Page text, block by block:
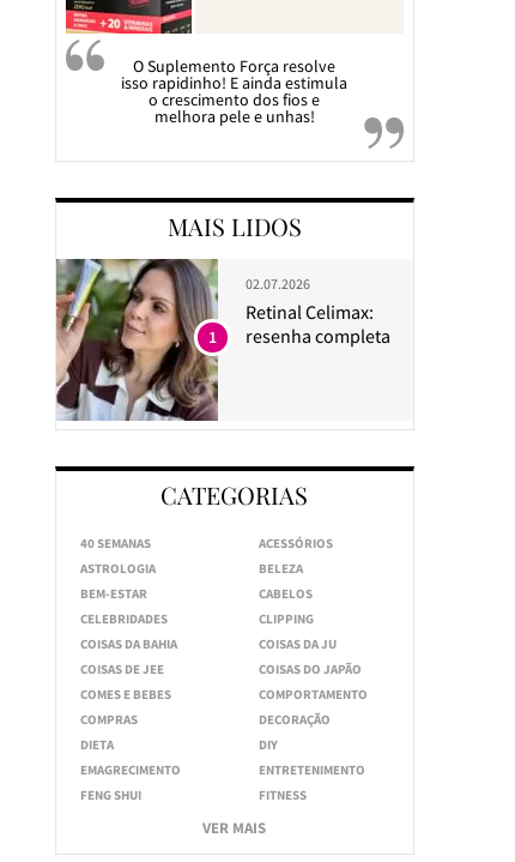
O Suplemento Força resolve
isso rapidinho! E ainda estimula
o crescimento dos fios e
melhora pele e unhas!
MAIS LIDOS
02.07.2026
Retinal Celimax:
resenha completa
1
CATEGORIAS
40 SEMANAS
ACESSÓRIOS
ASTROLOGIA
BELEZA
BEM-ESTAR
CABELOS
CELEBRIDADES
CLIPPING
COISAS DA BAHIA
COISAS DA JU
COISAS DE JEE
COISAS DO JAPÃO
COMES E BEBES
COMPORTAMENTO
COMPRAS
DECORAÇÃO
DIETA
DIY
EMAGRECIMENTO
ENTRETENIMENTO
FENG SHUI
FITNESS
VER MAIS